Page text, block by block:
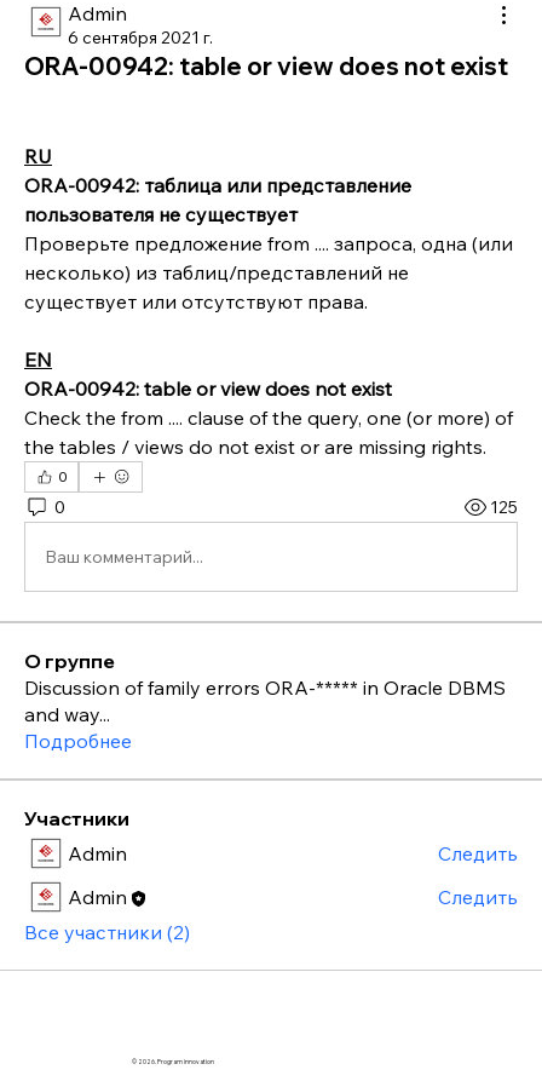
Admin
6 сентября 2021 г.
ORA-00942: table or view does not exist
RU
ORA-00942: таблица или представление
пользователя не существует
Проверьте предложение from .... запроса, одна (или
несколько) из таблиц/представлений не
существует или отсутствуют права.
EN
ORA-00942: table or view does not exist
Check the from .... clause of the query, one (or more) of
the tables / views do not exist or are missing rights.
0
0 125
Ваш комментарий...
О группе
Discussion of family errors ORA-***** in Oracle DBMS
and way...
Подробнее
Участники
Admin
Следить
Admin
Следить
Все участники (2)
© 2026. Program innovation